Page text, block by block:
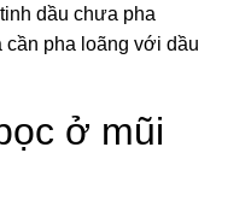
dầu chưa pha
cần pha loãng với dầu
ở mũi